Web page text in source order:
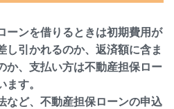
ーンを借りるときは初期費用が
し引かれるのか、返済額に含ま
か、支払い方は不動産担保ロー
ます。
など、不動産担保ローンの申込